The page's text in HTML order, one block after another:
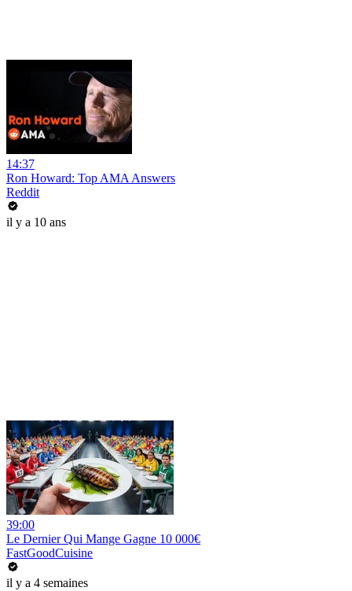
14:37
Ron Howard: Top AMA Answers
Reddit
il y a 10 ans
39:00
Le Dernier Qui Mange Gagne 10 000€
FastGoodCuisine
il y a 4 semaines